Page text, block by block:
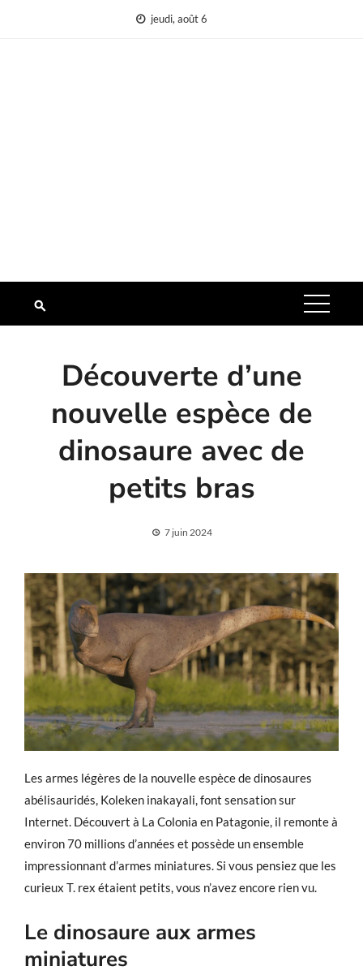
jeudi, août 6
Découverte d’une
nouvelle espèce de
dinosaure avec de
petits bras
7 juin 2024
Les armes légères de la nouvelle espèce de dinosaures
abélisauridés, Koleken inakayali, font sensation sur
Internet. Découvert à La Colonia en Patagonie, il remonte à
environ 70 millions d’années et possède un ensemble
impressionnant d’armes miniatures. Si vous pensiez que les
curieux T. rex étaient petits, vous n’avez encore rien vu.
Le dinosaure aux armes
miniatures